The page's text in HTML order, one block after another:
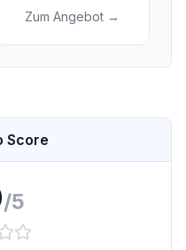
Zum Angebot →
Score
/5